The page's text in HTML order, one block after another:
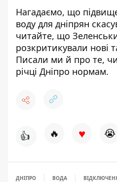
Нагадаємо, що
воду для дніпрян
читайте, що
розкритикували нові
Писали ми й про те,
річці Дніпро нормам.
👍 🔥 ♥ 😭
ДНІПРО ВОДА